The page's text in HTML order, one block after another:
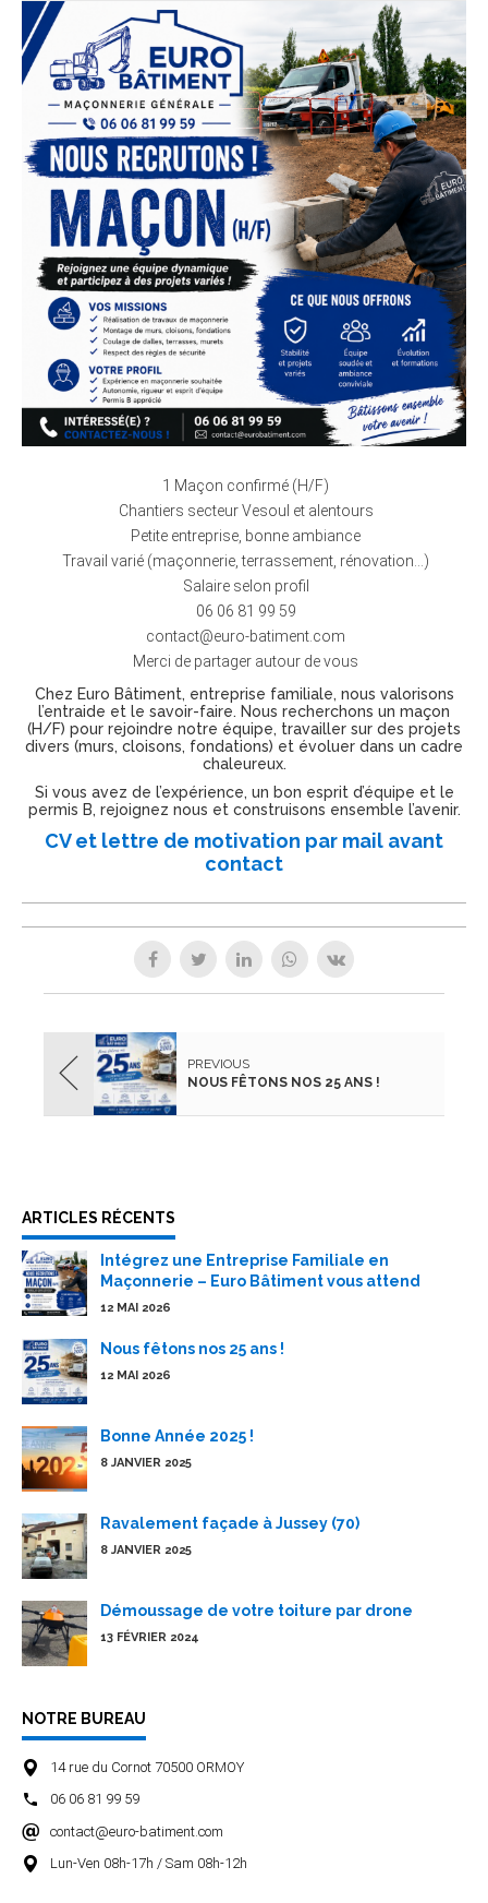
1 Maçon confirmé (H/F)
Chantiers secteur Vesoul et alentours
Petite entreprise, bonne ambiance
Travail varié (maçonnerie, terrassement, rénovation…)
Salaire selon profil
06 06 81 99 59
contact@euro-batiment.com
Merci de partager autour de vous
Chez Euro Bâtiment, entreprise familiale, nous valorisons
l’entraide et le savoir-faire. Nous recherchons un maçon
(H/F) pour rejoindre notre équipe, travailler sur des projets
divers (murs, cloisons, fondations) et évoluer dans un cadre
chaleureux.
Si vous avez de l’expérience, un bon esprit d’équipe et le
permis B, rejoignez nous et construisons ensemble l’avenir.
CV et lettre de motivation par mail avant
contact
PREVIOUS
NOUS FÊTONS NOS 25 ANS !
ARTICLES RÉCENTS
Intégrez une Entreprise Familiale en
Maçonnerie – Euro Bâtiment vous attend
12 MAI 2026
Nous fêtons nos 25 ans !
12 MAI 2026
Bonne Année 2025 !
8 JANVIER 2025
Ravalement façade à Jussey (70)
8 JANVIER 2025
Démoussage de votre toiture par drone
13 FÉVRIER 2024
NOTRE BUREAU
14 rue du Cornot 70500 ORMOY
06 06 81 99 59
contact@euro-batiment.com
Lun-Ven 08h-17h / Sam 08h-12h